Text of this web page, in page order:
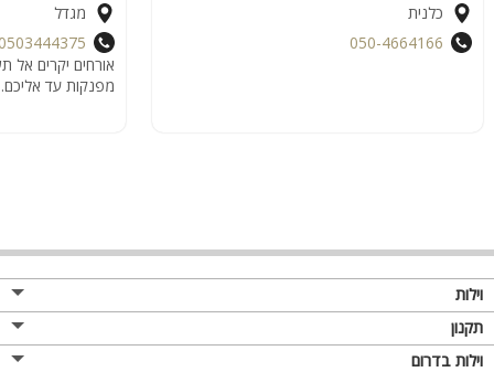
כלנית
050-4664166
מגדל
אורחים יקרים אל
מפנקות עד
וילות
תקנון
וילות בדרום